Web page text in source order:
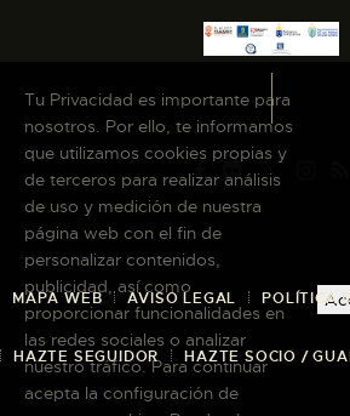
MAPA WEB AVISO LEGAL POLÍTICA
HAZTE SEGUIDOR HAZTE SOCIO /
Tu Privacidad es importante para
nosotros. Por ello, te informamos
que utilizamos cookies propias y
de terceros para realizar análisis
de uso y medición de nuestra
página web con el fin de
personalizar contenidos,
publicidad, así como
proporcionar funcionalidades en
las redes sociales o analizar
nuestro tráfico. Para continuar
acepta la configuración de